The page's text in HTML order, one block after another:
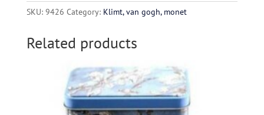
SKU: 9426 Category: Klimt, van gogh, monet
Related products